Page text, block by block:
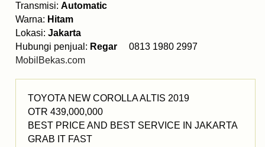
Transmisi: Automatic
Warna: Hitam
Lokasi: Jakarta
Hubungi penjual: Regar 0813 1980 2997
MobilBekas.com
TOYOTA NEW COROLLA ALTIS 2019
OTR 439,000,000
BEST PRICE AND BEST SERVICE IN JAKARTA
GRAB IT FAST